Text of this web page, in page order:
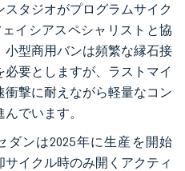
タジオがプログラムサイク
イシアスペシャリストと協
型商用バンは頻繁な縁石接
要としますが、ラストマイ
撃に耐えながら軽量なコン
でいます。
ダンは2025年に生産を開始
イクル時のみ開くアクティ